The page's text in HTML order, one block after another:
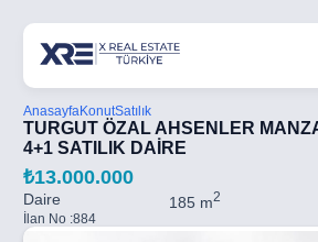
AnasayfaKonutSatılık
TURGUT ÖZAL AHSENLER
4+1 SATILIK DAİRE
₺13.000.000
Daire 185 m2
İlan No :884